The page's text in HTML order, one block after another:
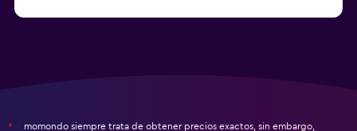
*
momondo siempre trata de obtener precios exactos, sin embargo,